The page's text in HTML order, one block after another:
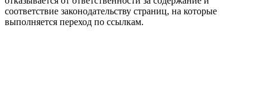
соответствие законодательству страниц, на которые
выполняется переход по ссылкам.